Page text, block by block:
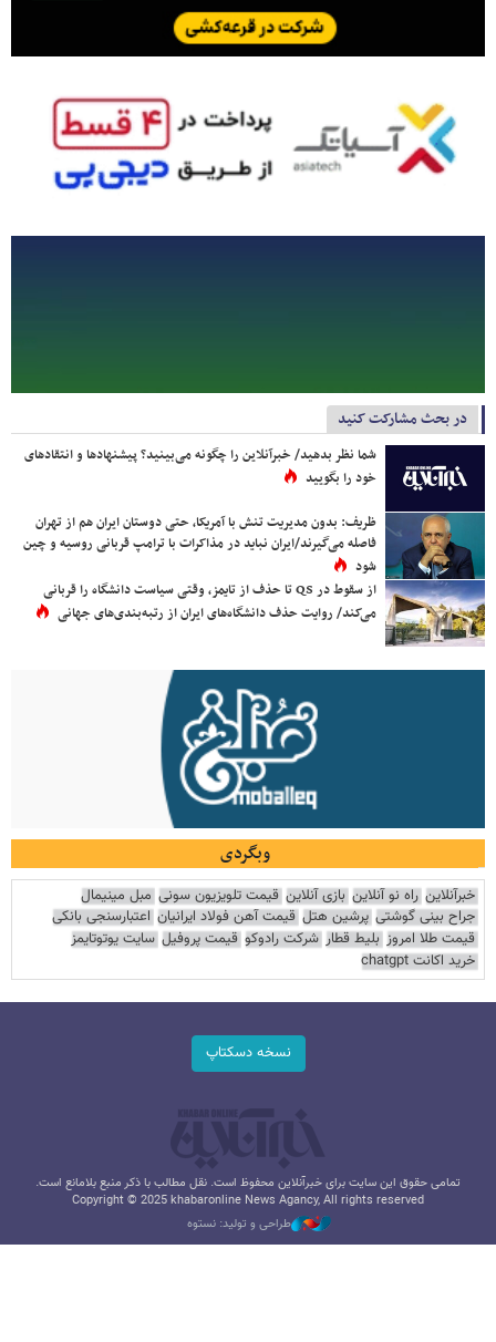
در بحث مشارکت کنید
شما نظر بدهید/ خبرآنلاین را چگونه می‌بینید؟ پیشنهادها و انتقادهای
خود را بگویید
ظریف: بدون مدیریت تنش با آمریکا، حتی دوستان ایران هم از تهران
فاصله می‌گیرند/ایران نباید در مذاکرات با ترامپ قربانی روسیه و چین
شود
از سقوط در QS تا حذف از تایمز، وقتی سیاست دانشگاه را قربانی
می‌کند/ روایت حذف دانشگاه‌های ایران از رتبه‌بندی‌های جهانی
وبگردی
خبرآنلاین راه نو آنلاین بازی آنلاین قیمت تلویزیون سونی مبل مینیمال
جراح بینی گوشتی پرشین هتل قیمت آهن فولاد ایرانیان اعتبارسنجی بانکی
قیمت طلا امروز بلیط قطار شرکت رادوکو قیمت پروفیل سایت یوتوتایمز
خرید اکانت chatgpt
نسخه دسکتاپ
تمامی حقوق این سایت برای خبرآنلاین محفوظ است. نقل مطالب با ذکر منبع بلامانع است.
Copyright © 2025 khabaronline News Agancy, All rights reserved
طراحی و تولید: نستوه